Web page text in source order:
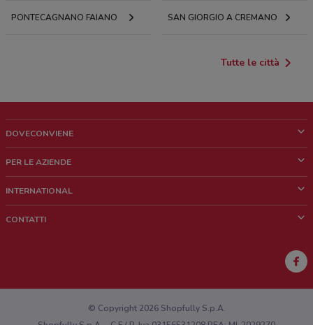
PONTECAGNANO FAIANO SAN GIORGIO A CREMANO
Tutte le città
DOVECONVIENE
Chi siamo
Lavora con noi
PER LE AZIENDE
Richieste commerciali e marketing
INTERNATIONAL
CONTATTI
Hai un malfunzionamento sul web o sull'app?
© Copyright 2026 Shopfully S.p.A.